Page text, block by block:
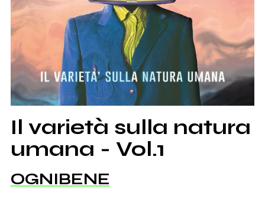
Il varietà sulla natura
umana - Vol.1
OGNIBENE